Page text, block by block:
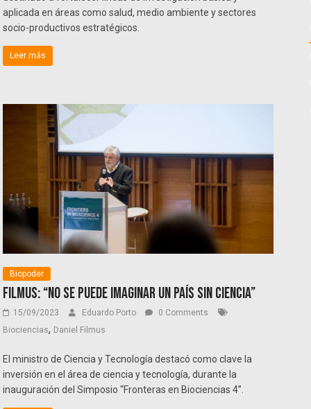
aplicada en áreas como salud, medio ambiente y sectores
socio-productivos estratégicos.
Leer más
Biopoder
Filmus: “No se puede imaginar un país sin ciencia”
15/09/2023 Eduardo Porto
0 Comments
Biociencias, Daniel Filmus
El ministro de Ciencia y Tecnología destacó como clave la
inversión en el área de ciencia y tecnología, durante la
inauguración del Simposio “Fronteras en Biociencias 4”.